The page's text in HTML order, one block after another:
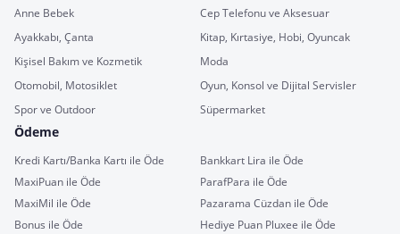
Anne Bebek
Cep Telefonu ve Aksesuar
Ayakkabı, Çanta
Kitap, Kırtasiye, Hobi, Oyuncak
Kişisel Bakım ve Kozmetik
Moda
Otomobil, Motosiklet
Oyun, Konsol ve Dijital Servisler
Spor ve Outdoor
Süpermarket
Ödeme
Kredi Kartı/Banka Kartı ile Öde
Bankkart Lira ile Öde
MaxiPuan ile Öde
ParafPara ile Öde
MaxiMil ile Öde
Pazarama Cüzdan ile Öde
Bonus ile Öde
Hediye Puan Pluxee ile Öde